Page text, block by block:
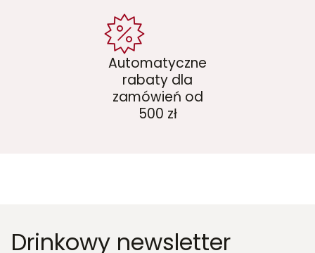
Automatyczne
rabaty dla
zamówień od
500 zł
Drinkowy newsletter